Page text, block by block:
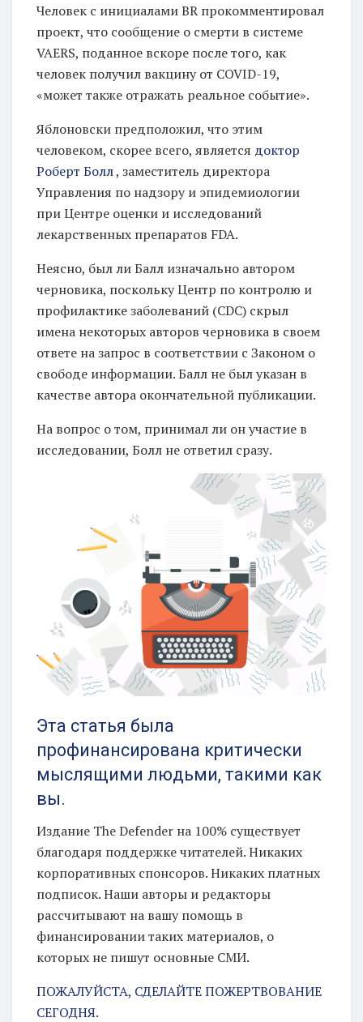
Человек с инициалами BR прокомментировал
проект, что сообщение о смерти в системе
VAERS, поданное вскоре после того, как
человек получил вакцину от COVID-19,
«может также отражать реальное событие».
Яблоновски предположил, что этим
человеком, скорее всего, является доктор
Роберт Болл, заместитель директора
Управления по надзору и эпидемиологии
при Центре оценки и исследований
лекарственных препаратов FDA.
Неясно, был ли Балл изначально автором
черновика, поскольку Центр по контролю и
профилактике заболеваний (CDC) скрыл
имена некоторых авторов черновика в своем
ответе на запрос в соответствии с Законом о
свободе информации. Балл не был указан в
качестве автора окончательной публикации.
На вопрос о том, принимал ли он участие в
исследовании, Болл не ответил сразу.
Эта статья была
профинансирована критически
мыслящими людьми, такими как
вы.
Издание The Defender на 100% существует
благодаря поддержке читателей. Никаких
корпоративных спонсоров. Никаких платных
подписок. Наши авторы и редакторы
рассчитывают на вашу помощь в
финансировании таких материалов, о
которых не пишут основные СМИ.
ПОЖАЛУЙСТА, СДЕЛАЙТЕ ПОЖЕРТВОВАНИЕ
СЕГОДНЯ.